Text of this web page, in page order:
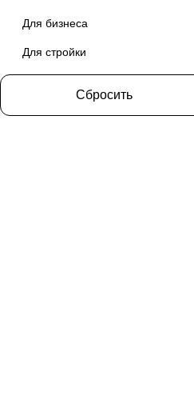
6BTAA5.9-G12( E)
Для бизнеса
Для стройки
Сбросить